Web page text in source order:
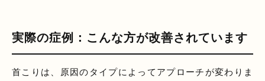
実際の症例：こんな方が改善されています
首こりは、原因のタイプによってアプローチが変わりま